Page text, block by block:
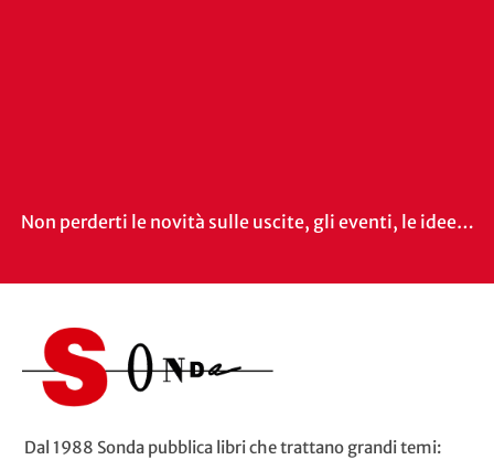
Non perderti le novità sulle uscite, gli eventi, le idee…
Dal 1988 Sonda pubblica libri che trattano grandi temi: